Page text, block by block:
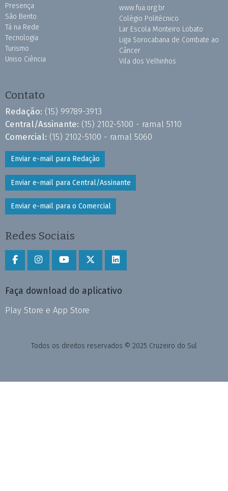
Presença
São Bento
Tá na Rede
Tecnologia
Turismo
Uniso Ciência
www.fua.org.br
Colégio Politécnico
Lar Escola Monteiro Lobato
Liga Sorocabana de Combate ao
Câncer
Vila dos Velhinhos
Contato
Redação: (15) 99789-3913
Central/Assinante: (15) 2102-5100 - ramal 5110
Comercial: (15) 2102-5100 - ramal 5060
Enviar e-mail para Redação
Enviar e-mail para Central/Assinante
Enviar e-mail para o Comercial
Redes Sociais
Faça download do aplicativo
Play Store e App Store
Todos os direitos reservados © 2025 Cruzeiro do Sul